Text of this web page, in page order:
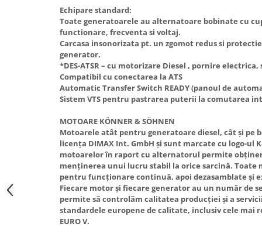
Scari metalice
Scule cu acumulator
Scule pentru electricieni
Truse de scule
Truse de lipit PPR
Ventuze cu brate pentru transport
Vibratoare beton
independente
Masini de spalat rufe
Masini de spalat rufe frontale
Masini de spalat rufe verticale
Masini de spalat rufe incorporabile
Masini de spalat rufe cu uscator
Uscatoare de rufe
Masini de facut paine
Pachete electrocasnice
incorporabile
SANDWICH MAKER
Storcatoare de fructe
Echipare standard:
Toate generatoarele au alternatoare bobinate cu
functionare, frecventa si voltaj.
Carcasa insonorizata pt. un zgomot redus si
generator.
*DES-ATSR – cu motorizare Diesel , pornire
Compatibil cu conectarea la ATS
Automatic Transfer Switch READY (panoul de
Sistem VTS pentru pastrarea puterii la comutarea
MOTOARE KÖNNER & SÖHNEN
Motoarele atât pentru generatoare diesel, cât și pe
licența DIMAX Int. GmbH și sunt marcate cu logo-ul
motoarelor în raport cu alternatorul permite
menținerea unui lucru stabil la orice sarcină. Toate
pentru funcționare continuă, apoi dezasamblate și
Fiecare motor și fiecare generator au un număr de
permite să controlăm calitatea producției și a
standardele europene de calitate, inclusiv cele mai
EURO V.